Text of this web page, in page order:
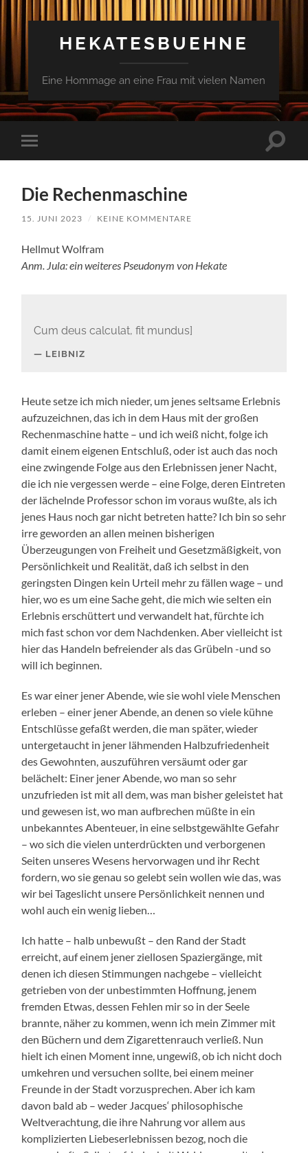
HEKATESBUEHNE
Eine Hommage an eine Frau mit vielen Namen
Mobile-
Menü
Die Rechenmaschine
15. JUNI 2023 / KEINE KOMMENTARE
Hellmut Wolfram
Anm. Jula: ein weiteres Pseudonym von Hekate
Cum deus calculat, fit mundus]
LEIBNIZ
Heute setze ich mich nieder, um jenes seltsame Erlebnis
aufzuzeichnen, das ich in dem Haus mit der großen
Rechenmaschine hatte – und ich weiß nicht, folge ich
damit einem eigenen Entschluß, oder ist auch das noch
eine zwingende Folge aus den Erlebnissen jener Nacht,
die ich nie vergessen werde – eine Folge, deren Eintreten
der lächelnde Professor schon im voraus wußte, als ich
jenes Haus noch gar nicht betreten hatte? Ich bin so sehr
irre geworden an allen meinen bisherigen
Überzeugungen von Freiheit und Gesetzmäßigkeit, von
Persönlichkeit und Realität, daß ich selbst in den
geringsten Dingen kein Urteil mehr zu fällen wage – und
hier, wo es um eine Sache geht, die mich wie selten ein
Erlebnis erschüttert und verwandelt hat, fürchte ich
mich fast schon vor dem Nachdenken. Aber vielleicht ist
hier das Handeln befreiender als das Grübeln -und so
will ich beginnen.
Es war einer jener Abende, wie sie wohl viele Menschen
erleben – einer jener Abende, an denen so viele kühne
Entschlüsse gefaßt werden, die man später, wieder
untergetaucht in jener lähmenden Halbzufriedenheit
des Gewohnten, auszuführen versäumt oder gar
belächelt: Einer jener Abende, wo man so sehr
unzufrieden ist mit all dem, was man bisher geleistet hat
und gewesen ist, wo man aufbrechen müßte in ein
unbekanntes Abenteuer, in eine selbstgewählte Gefahr
– wo sich die vielen unterdrückten und verborgenen
Seiten unseres Wesens hervorwagen und ihr Recht
fordern, wo sie genau so gelebt sein wollen wie das, was
wir bei Tageslicht unsere Persönlichkeit nennen und
wohl auch ein wenig lieben…
Ich hatte – halb unbewußt – den Rand der Stadt
erreicht, auf einem jener ziellosen Spaziergänge, mit
denen ich diesen Stimmungen nachgebe – vielleicht
getrieben von der unbestimmten Hoffnung, jenem
fremden Etwas, dessen Fehlen mir so in der Seele
brannte, näher zu kommen, wenn ich mein Zimmer mit
den Büchern und dem Zigarettenrauch verließ. Nun
hielt ich einen Moment inne, ungewiß, ob ich nicht doch
umkehren und versuchen sollte, bei einem meiner
Freunde in der Stadt vorzusprechen. Aber ich kam
davon bald ab – weder Jacques‘ philosophische
Weltverachtung, die ihre Nahrung vor allem aus
komplizierten Liebeserlebnissen bezog, noch die